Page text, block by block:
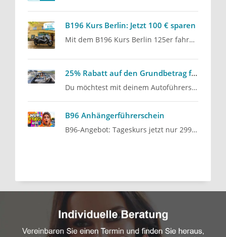
B196 Kurs Berlin: Jetzt 100 € sparen
Mit dem B196 Kurs Berlin 125er fahren und aktuell 100 € sparen: Unser Angebot für alle, die mit dem…
25% Rabatt auf den Grundbetrag für den Autoführerschein
Du möchtest mit deinem Autoführerschein starten? Die Fahrschule Lind aus Berlin Steglitz bietet…
B96 Anhängerführerschein
B96-Angebot: Tageskurs jetzt nur 299 € statt 366 €